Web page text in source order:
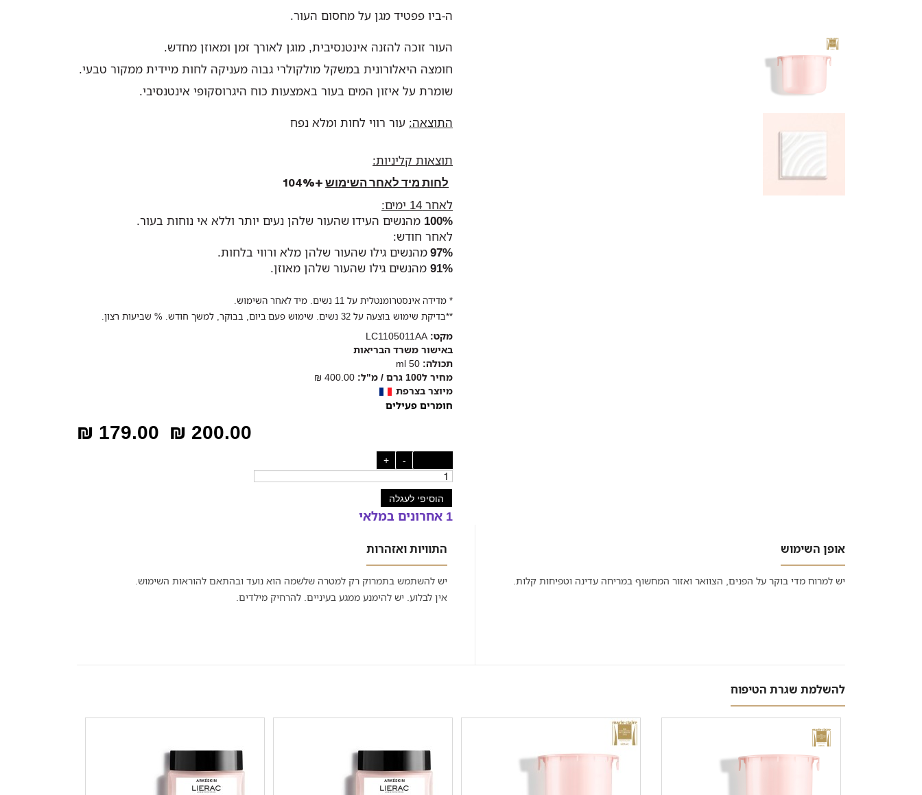
ה-ביו פפטיד מגן על מחסום העור.
העור זוכה להזנה אינטנסיבית, מוגן לאורך זמן ומאוזן מחדש.
חומצה היאלורונית במשקל מולקולרי גבוה מעניקה לחות מיידית ממקור טבעי.
שומרת על איזון המים בעור באמצעות כוח היגרוסקופי אינטנסיבי.
התוצאה: עור רווי לחות ומלא נפח
תוצאות קליניות:
לחות מיד לאחר השימוש +
104%
לאחר 14 ימים:
100% מהנשים העידו שהעור שלהן נעים יותר וללא אי נוחות בעור.
לאחר חודש:
97%מהנשים גילו שהעור שלהן מלא ורווי בלחות.
91%מהנשים גילו שהעור שלהן מאוזן.
* מדידה אינסטרומנטלית על 11 נשים. מיד לאחר השימוש.
**בדיקת שימוש בוצעה על 32 נשים. שימוש פעם ביום, בבוקר, למשך חודש. % שביעות רצון.
מקט: LC1105011AA
באישור משרד הבריאות
תכולה: 50 ml
מחיר ל100 גרם / מ"ל:
400.00 ₪
מיוצר בצרפת
חומרים פעילים
200.00 ₪
179.00 ₪
-
+
הוסיפי לעגלה
1 אחרונים במלאי
אופן השימוש
יש למרוח מדי בוקר על הפנים, הצוואר ואזור המחשוף במריחה עדינה וטפיחות קלות.
התוויות ואזהרות
יש להשתמש בתמרוק רק למטרה שלשמה הוא נועד ובהתאם להוראות השימוש.
אין לבלוע. יש להימנע ממגע בעיניים. להרחיק מילדים.
להשלמת שגרת הטיפוח